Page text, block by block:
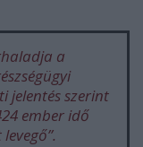
a
jelentés szerint
ember idő